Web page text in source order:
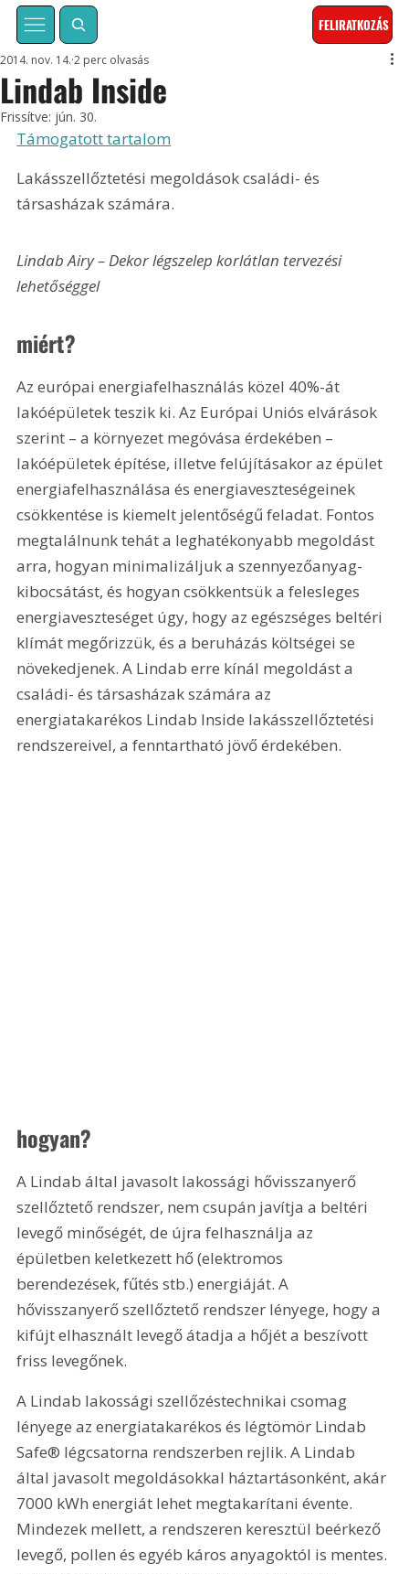
FELIRATKOZÁS
Lindab Inside
2014. nov. 14. 2 perc olvasás
Frissítve: jún. 30.
Támogatott tartalom
Lakásszellőztetési megoldások családi- és
társasházak számára.
Lindab Airy – Dekor légszelep korlátlan tervezési
lehetőséggel
miért?
Az európai energiafelhasználás közel 40%-át
lakóépületek teszik ki. Az Európai Uniós elvárások
szerint – a környezet megóvása érdekében –
lakóépületek építése, illetve felújításakor az épület
energiafelhasználása és energiaveszteségeinek
csökkentése is kiemelt jelentőségű feladat. Fontos
megtalálnunk tehát a leghatékonyabb megoldást
arra, hogyan minimalizáljuk a szennyezőanyag-
kibocsátást, és hogyan csökkentsük a felesleges
energiaveszteséget úgy, hogy az egészséges beltéri
klímát megőrizzük, és a beruházás költségei se
növekedjenek. A Lindab erre kínál megoldást a
családi- és társasházak számára az
energiatakarékos Lindab Inside lakásszellőztetési
rendszereivel, a fenntartható jövő érdekében.
hogyan?
A Lindab által javasolt lakossági hővisszanyerő
szellőztető rendszer, nem csupán javítja a beltéri
levegő minőségét, de újra felhasználja az
épületben keletkezett hő (elektromos
berendezések, fűtés stb.) energiáját. A
hővisszanyerő szellőztető rendszer lényege, hogy a
kifújt elhasznált levegő átadja a hőjét a beszívott
friss levegőnek.
A Lindab lakossági szellőzéstechnikai csomag
lényege az energiatakarékos és légtömör Lindab
Safe® légcsatorna rendszerben rejlik. A Lindab
által javasolt megoldásokkal háztartásonként, akár
7000 kWh energiát lehet megtakarítani évente.
Mindezek mellett, a rendszeren keresztül beérkező
levegő, pollen és egyéb káros anyagoktól is mentes.